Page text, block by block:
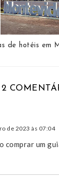
de hotéis em
2
de 2023 às 07:04
comprar um